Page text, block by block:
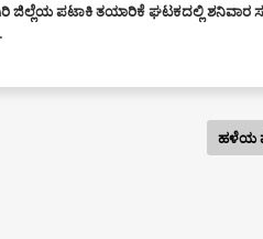
ಜಿಲ್ಲೆಯ ಪಟಾಕಿ ತಯಾರಿಕೆ ಘಟಕದಲ್ಲಿ ಶನಿವಾರ
ಹಳೆಯ